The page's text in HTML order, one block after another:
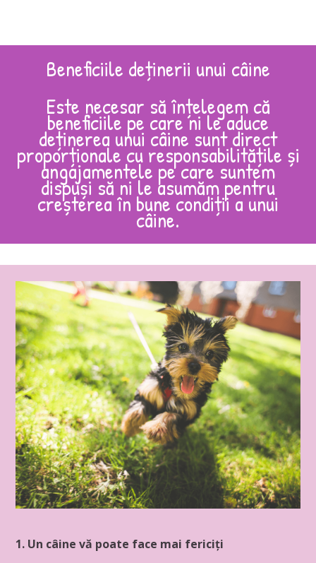
Beneficiile deținerii unui câine
Este necesar să înțelegem că
beneficiile pe care ni le aduce
deținerea unui câine sunt direct
proporționale cu responsabilitățile și
angajamentele pe care suntem
dispuși să ni le asumăm pentru
creșterea în bune condiții a unui
câine.
1. Un câine vă poate face mai fericiți